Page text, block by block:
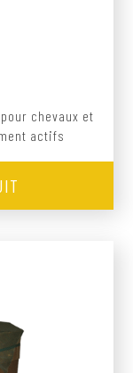
chevaux et
actifs